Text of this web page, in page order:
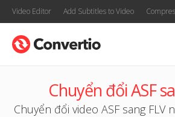
Video Editor Add Subtitles to Video
Chuyển đổi ASF
Chuyển đổi video ASF sang FLV